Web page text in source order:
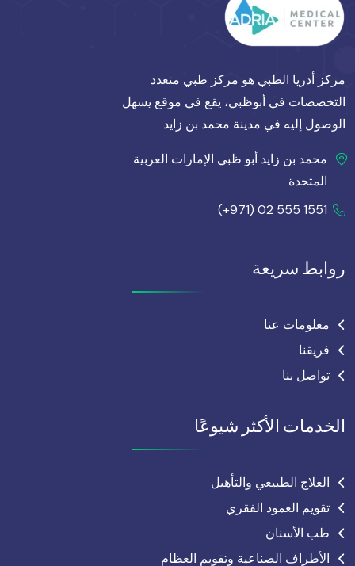
مركز أدريا الطبي هو مركز طبي متعدد
التخصصات في أبوظبي، يقع في موقع يسهل
الوصول إليه في مدينة محمد بن زايد
محمد بن زايد أبو ظبي الإمارات العربية
المتحدة
(+971) 02 555 1551
روابط سريعة
معلومات عنا
فريقنا
تواصل بنا
الخدمات الأكثر شيوعًا
العلاج الطبيعي والتأهيل
تقويم العمود الفقري
طب الأسنان
الأطراف الصناعية وتقويم العظام